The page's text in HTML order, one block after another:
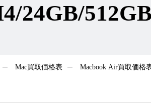
24GB/
Mac買取価格表 Macbook Air買取価格